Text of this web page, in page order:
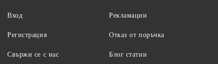
Вход
Регистрация
Свържи се с нас
Рекламации
Отказ от поръчка
Блог статии